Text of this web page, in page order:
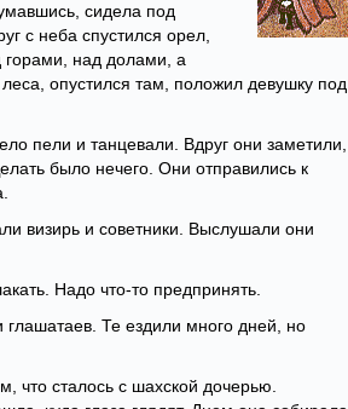
сидела под
с неба спустился орел,
горами, над долами, а
опустился там, положил девушку под
пели и танцевали. Вдруг они заметили,
было нечего. Они отправились к
визирь и советники. Выслушали они
Надо что-то предпринять.
глашатаев. Те ездили много дней, но
что сталось с шахской дочерью.